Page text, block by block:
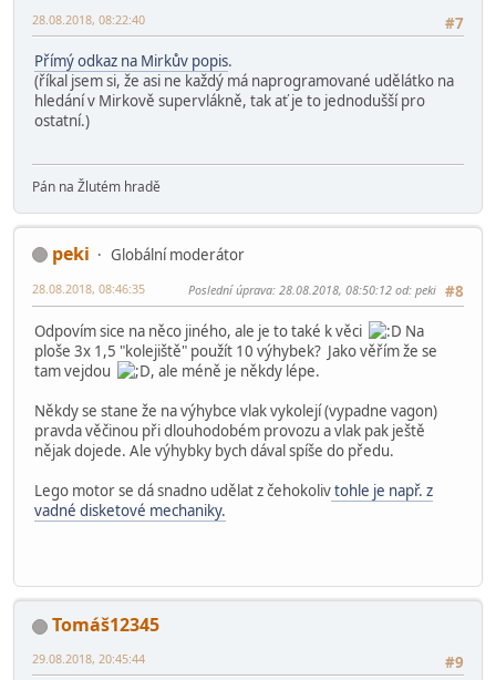
#7
28.08.2018, 08:22:40
Přímý odkaz na Mirkův popis.
(říkal jsem si, že asi ne každý má naprogramované udělátko na
hledání v Mirkově supervlákně, tak ať je to jednodušší pro
ostatní.)
Pán na Žlutém hradě
peki
Globální moderátor
#8
28.08.2018, 08:46:35 Poslední úprava: 28.08.2018, 08:50:12 od: peki
Odpovím sice na něco jiného, ale je to také k věci
Na
ploše 3x 1,5 "kolejiště" použít 10 výhybek? Jako věřím že se
tam vejdou
, ale méně je někdy lépe.
Někdy se stane že na výhybce vlak vykolejí (vypadne vagon)
pravda věčinou při dlouhodobém provozu a vlak pak ještě
nějak dojede. Ale výhybky bych dával spíše do předu.
Lego motor se dá snadno udělat z čehokolivtohle je např. z
vadné disketové mechaniky.
Tomáš12345
#9
29.08.2018, 20:45:44